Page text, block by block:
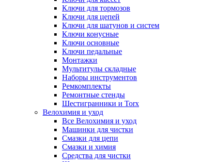
Ключи для тормозов
Ключи для цепей
Ключи для шатунов и систем
Ключи конусные
Ключи основные
Ключи педальные
Монтажки
Мультитулы складные
Наборы инструментов
Ремкомплекты
Ремонтные стенды
Шестигранники и Torx
Велохимия и уход
Все Велохимия и уход
Машинки для чистки
Смазки для цепи
Смазки и химия
Средства для чистки